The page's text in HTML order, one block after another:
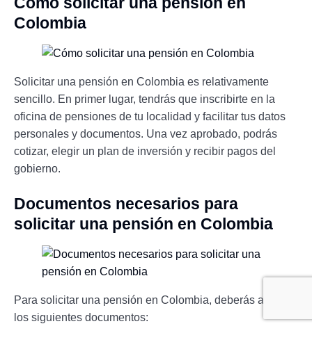
Colombia
Solicitar una pensión en Colombia es relativamente
sencillo. En primer lugar, tendrás que inscribirte en la
oficina de pensiones de tu localidad y facilitar tus datos
personales y documentos. Una vez aprobado, podrás
cotizar, elegir un plan de inversión y recibir pagos del
gobierno.
Documentos necesarios para
solicitar una pensión en Colombia
Para solicitar una pensión en Colombia, deberás aportar
los siguientes documentos: